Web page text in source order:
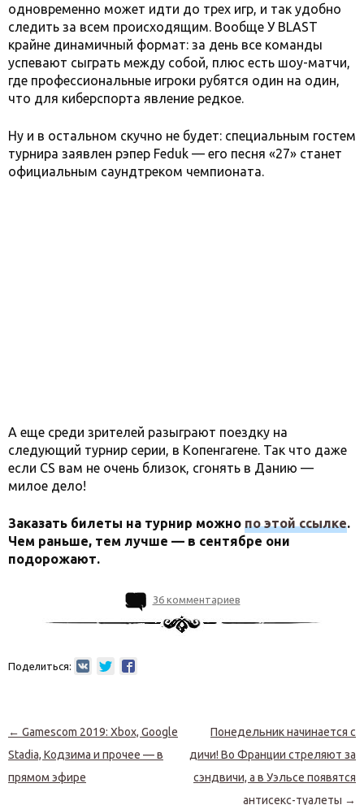
одновременно может идти до трех игр, и так удобно
следить за всем происходящим. Вообще У BLAST
крайне динамичный формат: за день все команды
успевают сыграть между собой, плюс есть шоу-матчи,
где профессиональные игроки рубятся один на один,
что для киберспорта явление редкое.
Ну и в остальном скучно не будет: специальным гостем
турнира заявлен рэпер Feduk — его песня «27» станет
официальным саундтреком чемпионата.
А еще среди зрителей разыграют поездку на
следующий турнир серии, в Копенгагене. Так что даже
если CS вам не очень близок, сгонять в Данию —
милое дело!
Заказать билеты на турнир можно по этой ссылке.
Чем раньше, тем лучше — в сентябре они
подорожают.
36 комментариев
Поделиться:
Навигация по записям
← Gamescom 2019: Xbox, Google
Stadia, Кодзима и прочее — в
прямом эфире
Понедельник начинается с
дичи! Во Франции стреляют за
сэндвичи, а в Уэльсе появятся
антисекс-туалеты →